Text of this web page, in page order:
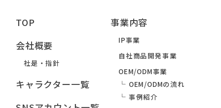
TOP
会社概要
社是・指針
キャラクター一覧
事業内容
IP事業
自社商品開発事業
OEM/ODM事業
OEM/ODMの流れ
事例紹介